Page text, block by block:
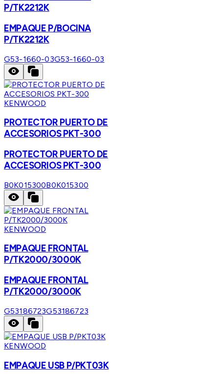
P/TK2212K
EMPAQUE P/BOCINA
P/TK2212K
G53-1660-03G53-1660-03
KENWOOD
PROTECTOR PUERTO DE
ACCESORIOS PKT-300
PROTECTOR PUERTO DE
ACCESORIOS PKT-300
B0K015300B0K015300
KENWOOD
EMPAQUE FRONTAL
P/TK2000/3000K
EMPAQUE FRONTAL
P/TK2000/3000K
G53186723G53186723
KENWOOD
EMPAQUE USB P/PKT03K